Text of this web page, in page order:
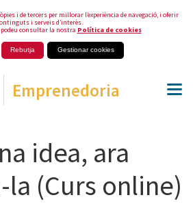
i de tercers per millorar l’experiència de navegació, i oferir
i serveis d’interès.
consultar la nostra Política de cookies
Rebutja Gestionar cookies
Emprenedoria
idea, ara
(Curs online)